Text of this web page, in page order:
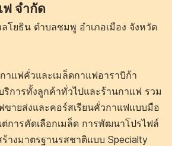
จำกัด
โยธิน ตำบลชมพู อำเภอเมือง จังหวัด
าแฟคั่วและเมล็ดกาแฟอาราบิก้า
การทั้งลูกค้าทั่วไปและร้านกาแฟ รวม
ขายส่งและคอร์สเรียนคั่วกาแฟแบบมือ
การคัดเลือกเมล็ด การพัฒนาโปรไฟล์
างมาตรฐานรสชาติแบบ Specialty